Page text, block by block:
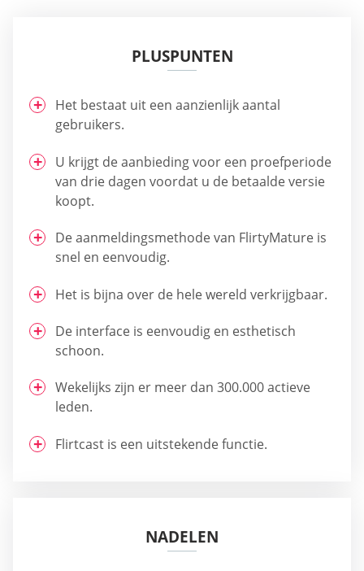
PLUSPUNTEN
Het bestaat uit een aanzienlijk aantal
gebruikers.
U krijgt de aanbieding voor een proefperiode
van drie dagen voordat u de betaalde versie
koopt.
De aanmeldingsmethode van FlirtyMature is
snel en eenvoudig.
Het is bijna over de hele wereld verkrijgbaar.
De interface is eenvoudig en esthetisch
schoon.
Wekelijks zijn er meer dan 300.000 actieve
leden.
Flirtcast is een uitstekende functie.
NADELEN